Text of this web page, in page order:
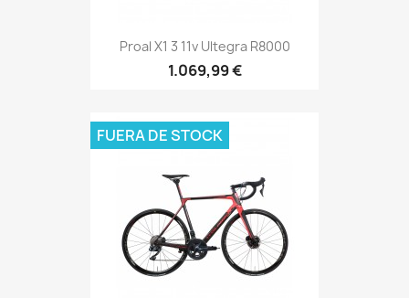
Proal X1 3 11v Ultegra R8000
1.069,99 €
FUERA DE STOCK